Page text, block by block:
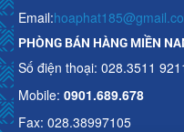
Email:
PHÒNG BÁN HÀNG MIỀN
Số điện thoại: 028.3511
Mobile: 0901.689.678
Fax: 028.38997105